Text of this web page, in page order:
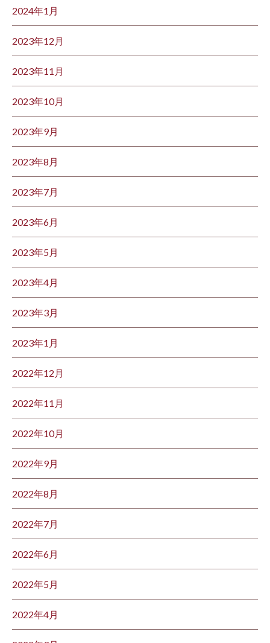
2024年1月
2023年12月
2023年11月
2023年10月
2023年9月
2023年8月
2023年7月
2023年6月
2023年5月
2023年4月
2023年3月
2023年1月
2022年12月
2022年11月
2022年10月
2022年9月
2022年8月
2022年7月
2022年6月
2022年5月
2022年4月